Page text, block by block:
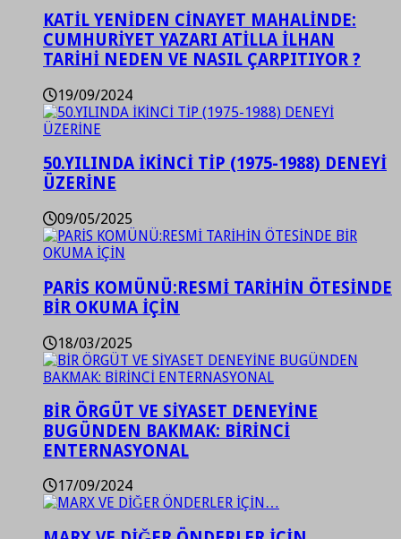
KATİL YENİDEN CİNAYET MAHALİNDE:
CUMHURİYET YAZARI ATİLLA İLHAN
TARİHİ NEDEN VE NASIL ÇARPITIYOR ?
19/09/2024
50.YILINDA İKİNCİ TİP (1975-1988) DENEYİ
ÜZERİNE
09/05/2025
PARİS KOMÜNÜ:RESMİ TARİHİN ÖTESİNDE
BİR OKUMA İÇİN
18/03/2025
BİR ÖRGÜT VE SİYASET DENEYİNE
BUGÜNDEN BAKMAK: BİRİNCİ
ENTERNASYONAL
17/09/2024